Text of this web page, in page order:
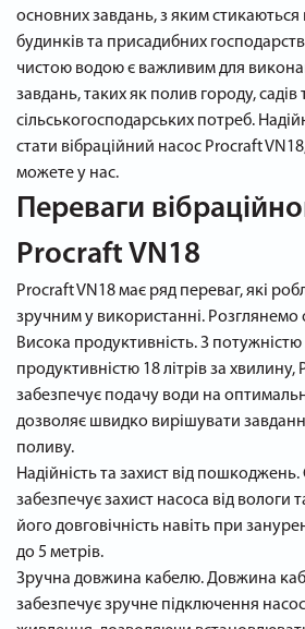
основних завдань, з яким
будинків та присадибних
чистою водою є важливим для
завдань, таких як полив городу, садів
сільськогосподарських потреб.
стати вібраційний насос Procraft
можете у нас.
Переваги
Procraft VN18
Procraft VN18 має ряд переваг, які
зручним у використанні. Розглянемо
Висока продуктивність. З потужністю
продуктивністю 18 літрів за хвилину,
забезпечує подачу води на
дозволяє швидко вирішувати
поливу.
Надійність та захист від пошкоджень.
забезпечує захист насоса від вологи
його довговічність навіть при
до 5 метрів.
Зручна довжина кабелю. Довжина
забезпечує зручне підключення